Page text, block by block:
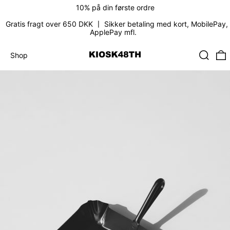
10% på din første ordre
Gratis fragt over 650 DKK 〡 Sikker betaling med kort, MobilePay,
ApplePay mfl.
Shop
Shop Søg